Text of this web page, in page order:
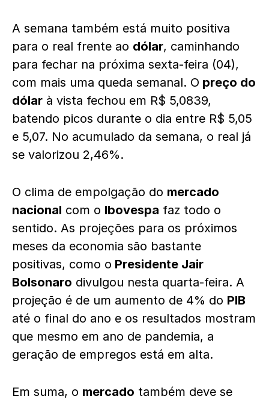
A semana também está muito positiva
para o real frente ao dólar, caminhando
para fechar na próxima sexta-feira (04),
com mais uma queda semanal. O preço do
dólar à vista fechou em R$ 5,0839,
batendo picos durante o dia entre R$ 5,05
e 5,07. No acumulado da semana, o real já
se valorizou 2,46%.
O clima de empolgação do mercado
nacional com o Ibovespa faz todo o
sentido. As projeções para os próximos
meses da economia são bastante
positivas, como o Presidente Jair
Bolsonaro divulgou nesta quarta-feira. A
projeção é de um aumento de 4% do PIB
até o final do ano e os resultados mostram
que mesmo em ano de pandemia, a
geração de empregos está em alta.
Em suma, o mercado também deve se